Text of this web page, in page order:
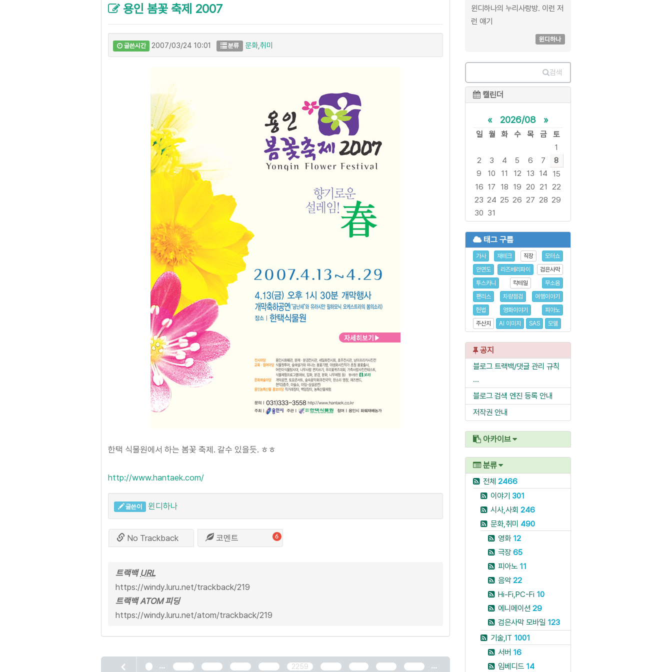
용인 봄꽃 축제 2007
글쓴시간 2007/03/24 10:01 분류 문화,취미
한택 식물원에서 하는 봄꽃 축제. 갈수 있을듯. ㅎㅎ
http://www.hantaek.com/
글쓴이 윈디하나
No Trackback 코멘트 6
트랙백 URL
https://windy.luru.net/trackback/219
트랙백 ATOM 피딩
https://windy.luru.net/atom/trackback/219
... 2259 ...
윈디하나의 누리사랑방. 이런 저
런 얘기
윈디하나
검색
캘린더
« 2026/08 »
일 월 화 수 목 금
토
1
2
3 4 5 6 7
8
9
10 11 12 13 14
15
16 17 18 19 20 21
22
23 24 25 26 27 28 29
30 31
태그 구름
가사 재테크 직장
모터쇼
안면도
라즈베리파이
검은사막
투스카니
칵테일
무소음
팬리스
차량점검
여행이야기
헌법
영화이야기
피아노
주산지
AI 이미지 SAS 모델
공지
블로그 트랙백/댓글 관리 규칙
...
블로그 검색 엔진 등록 안내
저작권 안내
아카이브
분류
전체 2466
이야기 301
시사,사회 246
문화,취미 490
영화 12
극장65
피아노 11
음악22
Hi-Fi,PC-Fi 10
에니메이션 29
검은사막 모바일 123
기술,IT 1001
서버 16
임베디드 14